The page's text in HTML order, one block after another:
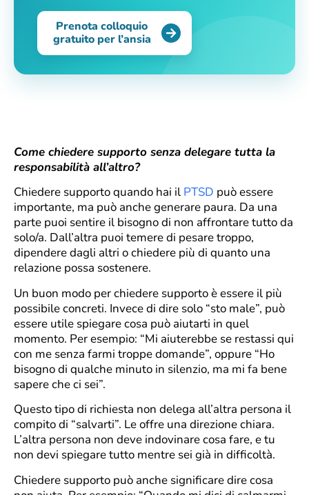
Prenota colloquio
gratuito per l’ansia
Come chiedere supporto senza delegare tutta la
responsabilità all’altro?
Chiedere supporto quando hai il PTSD può essere
importante, ma può anche generare paura. Da una
parte puoi sentire il bisogno di non affrontare tutto da
solo/a. Dall’altra puoi temere di pesare troppo,
dipendere dagli altri o chiedere più di quanto una
relazione possa sostenere.
Un buon modo per chiedere supporto è essere il più
possibile concreti. Invece di dire solo “sto male”, può
essere utile spiegare cosa può aiutarti in quel
momento. Per esempio: “Mi aiuterebbe se restassi qui
con me senza farmi troppe domande”, oppure “Ho
bisogno di qualche minuto in silenzio, ma mi fa bene
sapere che ci sei”.
Questo tipo di richiesta non delega all’altra persona il
compito di “salvarti”. Le offre una direzione chiara.
L’altra persona non deve indovinare cosa fare, e tu
non devi spiegare tutto mentre sei già in difficoltà.
Chiedere supporto può anche significare dire cosa